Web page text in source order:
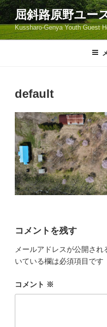
コ
ン
テ
ン
屈斜路原野ユー
Kussharo-Genya Youth Guest
default
コメントを残す
メールアドレスが公開され
いている欄は必須項目です
コメント ※